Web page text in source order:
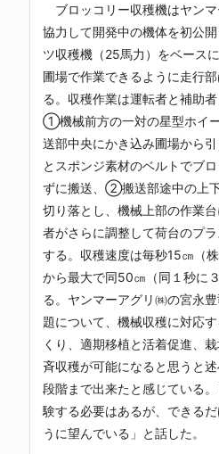
ブロッコリー収穫機はヤン
協力して開発中の機体を初公
ツ収穫機（25馬力）をベース
圃場で作業できるように走行
る。収穫作業は運転者と補助者
①機械前方の一対の星型ホイ
送部中央にかき込み圃場から
とスポンジ素材のベルトでブ
ずに搬送、②搬送部途中の上
切り落とし、機械上部の作業
者がさらに調整して荷台のプ
する。収穫速度は毎秒15㎝（
から最大で同50㎝（同１秒に
る。ヤンマーアグリ㈱の宮永
題について、機械収穫に対応
くり、適期移植と活着促進、
斉収穫が可能になると思うと
段階まで出来たと感じている
験する必要はあるが、できる
うに望んでいる」と話した。